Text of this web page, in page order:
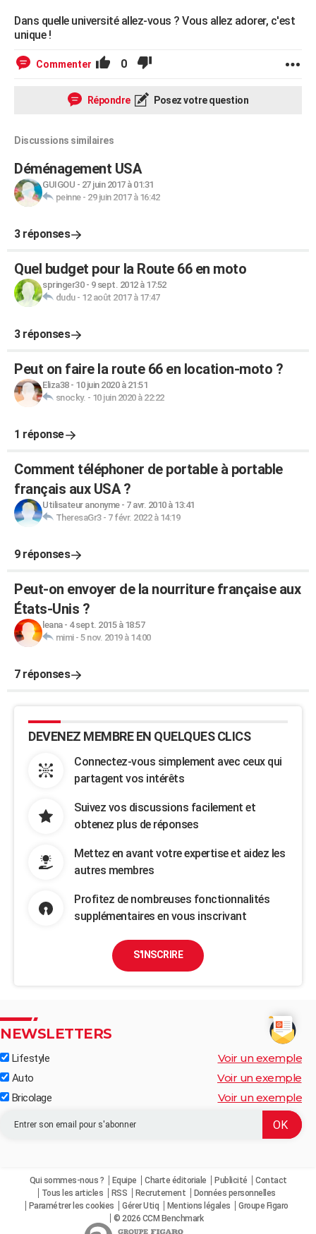
Dans quelle université allez-vous ? Vous allez adorer, c'est
unique !
Commenter 0
Répondre Posez votre question
Discussions similaires
Déménagement USA
GUIGOU - 27 juin 2017 à 01:31
peinne- 29 juin 2017 à 16:42
3 réponses
Quel budget pour la Route 66 en moto
springer30- 9 sept. 2012 à 17:52
dudu- 12 août 2017 à 17:47
3 réponses
Peut on faire la route 66 en location-moto ?
Eliza38- 10 juin 2020 à 21:51
snocky. - 10 juin 2020 à 22:22
1 réponse
Comment téléphoner de portable à portable
français aux USA ?
Utilisateur anonyme- 7 avr. 2010 à 13:41
TheresaGr3- 7 févr. 2022 à 14:19
9 réponses
Peut-on envoyer de la nourriture française aux
États-Unis ?
leana- 4 sept. 2015 à 18:57
mimi- 5 nov. 2019 à 14:00
7 réponses
DEVENEZ MEMBRE EN QUELQUES CLICS
Connectez-vous simplement avec ceux qui
partagent vos intérêts
Suivez vos discussions facilement et
obtenez plus de réponses
Mettez en avant votre expertise et aidez les
autres membres
Profitez de nombreuses fonctionnalités
supplémentaires en vous inscrivant
S'INSCRIRE
NEWSLETTERS
Lifestyle Voir un exemple
Auto Voir un exemple
Bricolage Voir un exemple
Qui sommes-nous ? Equipe Charte éditoriale Publicité
Contact
Tous les articles
RSS Recrutement
Données personnelles
Paramétrer les cookies
Gérer Utiq Mentions légales
Groupe Figaro
© 2026 CCM Benchmark